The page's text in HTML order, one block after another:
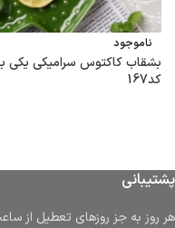
ناموجود
بشقاب کاکتوس سرامیکی یکی
کد167
پشتیبانی
هر روز به جز روزهای تعطیل از ساعت 10